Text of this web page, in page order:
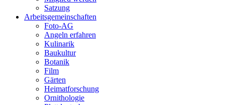
Satzung
Arbeitsgemeinschaften
Foto-AG
Angeln erfahren
Kulinarik
Baukultur
Botanik
Film
Gärten
Heimatforschung
Ornithologie